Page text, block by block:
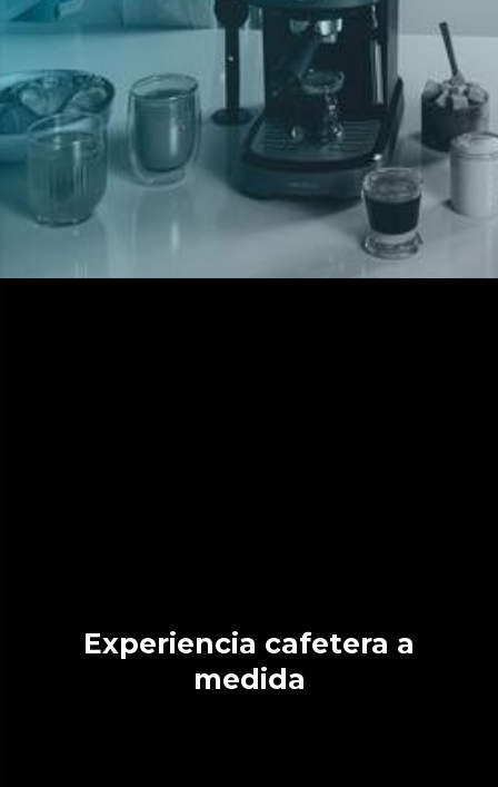
Experiencia cafetera a
medida